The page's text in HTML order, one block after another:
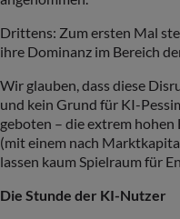
Drittens: Zum ersten Mal
ihre Dominanz im Bereich
Wir glauben, dass diese
und kein Grund für KI-
geboten – die extrem
(mit einem nach
lassen kaum Spielraum für
Die Stunde der KI-Nutzer